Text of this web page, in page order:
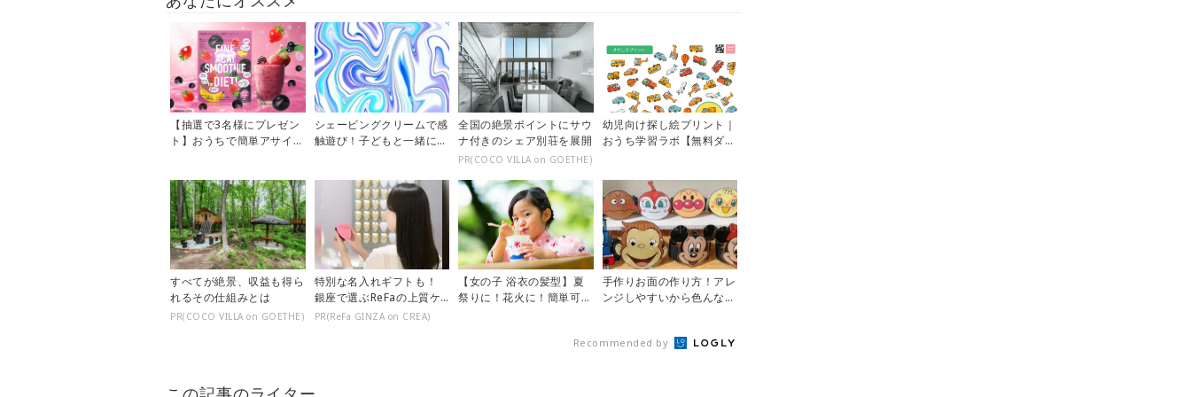
【抽選で3名様にプレゼン
ト】おうちで簡単アサイー
シェービングクリームで感
触遊び！子どもと一緒にマ
全国の絶景ポイントにサウ
ナ付きのシェア別荘を展開
PR(COCO VILLA on GOETHE)
幼児向け探し絵プリント｜
おうち学習ラボ【無料ダウ
すべてが絶景、収益も得ら
れるその仕組みとは
PR(COCO VILLA on GOETHE)
特別な名入れギフトも！
銀座で選ぶReFaの上質ケ
ア
PR(ReFa GINZA on CREA)
【女の子 浴衣の髪型】夏
祭りに！花火に！簡単可愛
手作りお面の作り方！アレ
ンジしやすいから色んなイ
Recommended by